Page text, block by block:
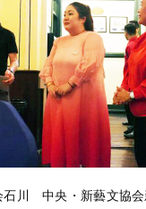
石川 中央・新藝文協会